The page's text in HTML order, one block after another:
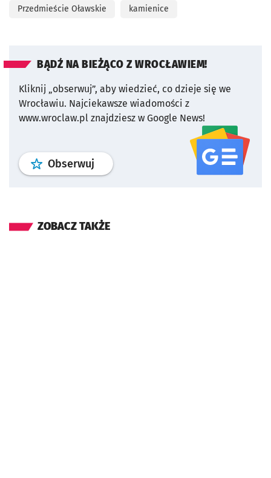
Przedmieście Oławskie kamienice
BĄDŹ NA BIEŻĄCO Z WROCŁAWIEM!
Kliknij „obserwuj”, aby wiedzieć, co dzieje się we
Wrocławiu. Najciekawsze wiadomości z
www.wroclaw.pl znajdziesz w Google News!
Obserwuj profil serwisu
ZOBACZ TAKŻE